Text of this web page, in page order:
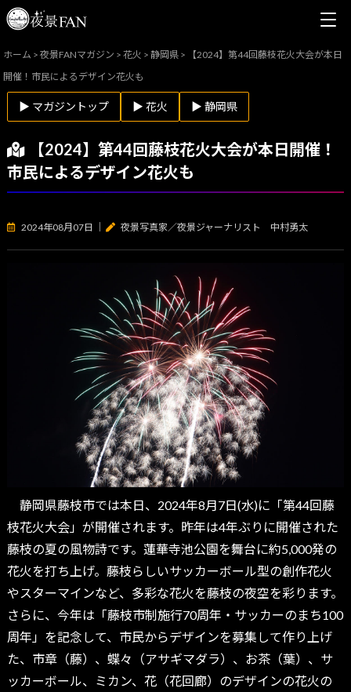
ホーム >夜景FANマガジン >花火 >静岡県 >
【2024】第44回藤枝花火大会が本日
開催！市民によるデザイン花火も
▶ マガジントップ ▶ 花火 ▶ 静岡県
【2024】第44回藤枝花火大会が本日開催！
市民によるデザイン花火も
2024年08月07日 夜景写真家／夜景ジャーナリスト 中村勇太
静岡県藤枝市では本日、2024年8月7日(水)に「第44回藤
枝花火大会」が開催されます。昨年は4年ぶりに開催された
藤枝の夏の風物詩です。蓮華寺池公園を舞台に約5,000発の
花火を打ち上げ。藤枝らしいサッカーボール型の創作花火
やスターマインなど、多彩な花火を藤枝の夜空を彩ります。
さらに、今年は「藤枝市制施行70周年・サッカーのまち100
周年」を記念して、市民からデザインを募集して作り上げ
た、市章（藤）、蝶々（アサギマダラ）、お茶（葉）、サ
ッカーボール、ミカン、花（花回廊）のデザインの花火の